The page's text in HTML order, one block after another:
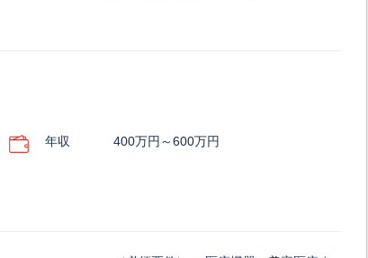
年収 400万円～600万円